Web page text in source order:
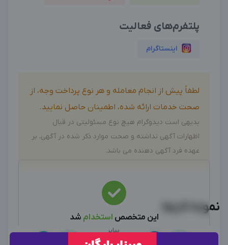
پلتفرم‌های فعالیت
اینستاگرام
لطفاً پیش از انجام معامله و هر نوع پرداخت وجه، از
صحت خدمات ارائه شده، اطمینان حاصل نمایید.
بدیهی است دیدوگرام هیچ نوع مسئولیتی در قبال
اظهارات آگهی نداشته و صحت موارد ذکر شده در آگهی، بر
عهده فرد آگهی دهنده می باشد.
این متخصص استخدام شد
نیرو استخدام شد، سایر آگهی ها را ببینید
نمونه کارها